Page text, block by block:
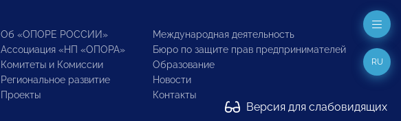
Об «ОПОРЕ РОССИИ»
Ассоциация «НП «ОПОРА»
Комитеты и Комиссии
Региональное развитие
Проекты
Международная деятельность
Бюро по защите прав предпринимателей
Образование
Новости
Контакты
Версия для слабовидящих
RU